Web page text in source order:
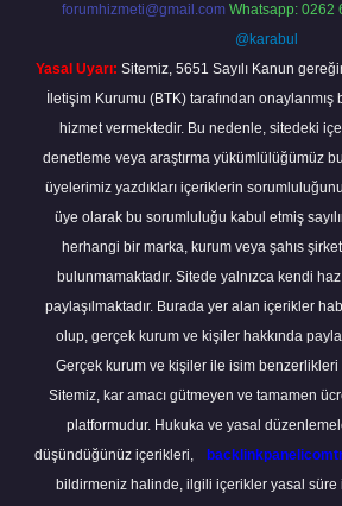
forumhizmeti@gmail.com Whatsapp: 0262
@karabul
Yasal Uyarı: Sitemiz, 5651 Sayılı Kanun
İletişim Kurumu (BTK) tarafından onaylanmış
hizmet vermektedir. Bu nedenle, sitedeki
denetleme veya araştırma yükümlülüğümüz
üyelerimiz yazdıkları içeriklerin
üye olarak bu sorumluluğu kabul etmiş
herhangi bir marka, kurum veya şahıs
bulunmamaktadır. Sitede yalnızca kendi
paylaşılmaktadır. Burada yer alan içerikler
olup, gerçek kurum ve kişiler hakkında
Gerçek kurum ve kişiler ile isim
Sitemiz, kar amacı gütmeyen ve tamamen
platformudur. Hukuka ve yasal
düşündüğünüz içerikleri,
bildirmeniz halinde, ilgili içerikler yasal süre